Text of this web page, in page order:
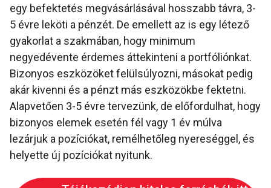
egy befektetés megvásárlásával hosszabb távra, 3-
5 évre leköti a pénzét. De emellett az is egy létező
gyakorlat a szakmában, hogy minimum
negyedévente érdemes áttekinteni a portfóliónkat.
Bizonyos eszközöket felülsúlyozni, másokat pedig
akár kivenni és a pénzt más eszközökbe fektetni.
Alapvetően 3-5 évre tervezünk, de előfordulhat, hogy
bizonyos elemek esetén fél vagy 1 év múlva
lezárjuk a pozíciókat, remélhetőleg nyereséggel, és
helyette új pozíciókat nyitunk.